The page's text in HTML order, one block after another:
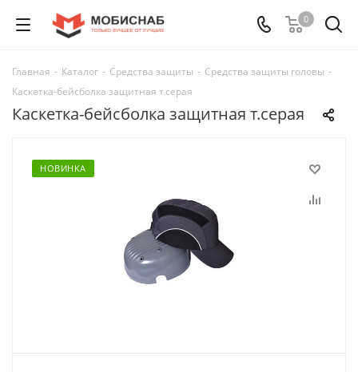
0
Главная - Каталог - Средства защиты - Средства защиты головы -
Каскетка-бейсболка защитная т.серая
Каскетка-бейсболка защитная т.серая
НОВИНКА